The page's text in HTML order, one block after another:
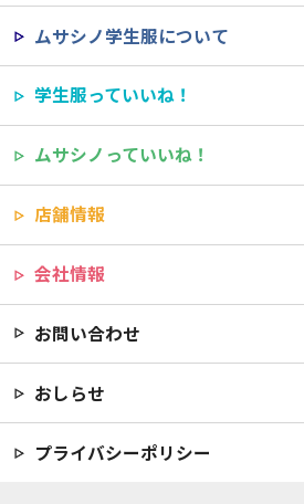
ムサシノ学生服について
学生服っていいね！
ムサシノっていいね！
店舗情報
会社情報
お問い合わせ
おしらせ
プライバシーポリシー